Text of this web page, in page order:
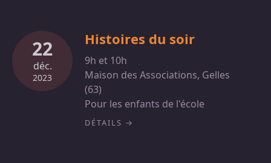
22
déc.
2023
Histoires du soir
9h et 10h
Maison des Associations, Gelles
(63)
Pour les enfants de l'école
DÉTAILS